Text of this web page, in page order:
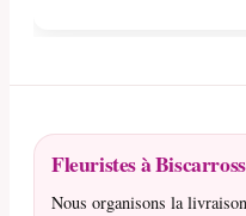
Fleuristes à
Nous organisons la